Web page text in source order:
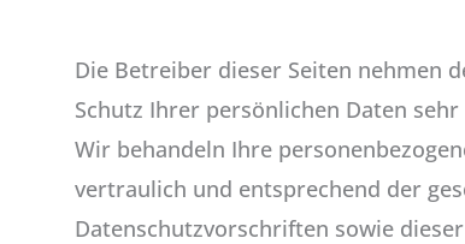
Die Betreiber dieser Seiten nehmen
Schutz Ihrer persönlichen Daten
Wir behandeln Ihre
vertraulich und entsprechend der
Datenschutzvorschriften sowie dieser